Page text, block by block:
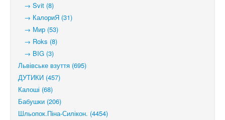
→ Svit (8)
→ КалориЯ (31)
→ Мир (53)
→ Roks (8)
→ BIG (3)
Львівське взуття (695)
ДУТИКИ (457)
Калоші (68)
Бабушки (206)
Шльопок.Піна-Силікон. (4454)